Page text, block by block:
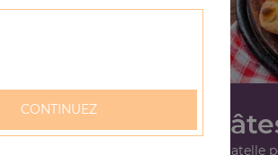
Nos
tagliatelle bolognaise, tagliatelle
CONTINUEZ